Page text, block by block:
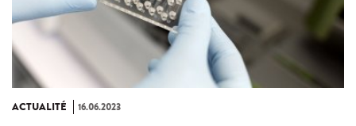
ACTUALITÉ 16.06.2023